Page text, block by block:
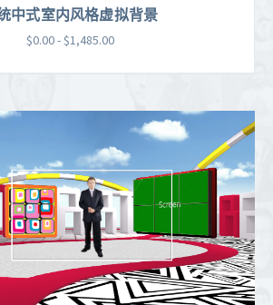
中式室内风格虚拟背景
$0.00 - $1,485.00